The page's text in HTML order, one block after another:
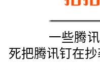
一些腾讯
死把腾讯钉在抄